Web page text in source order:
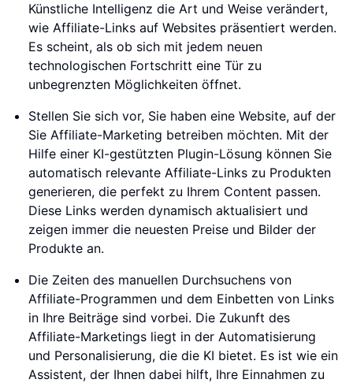
Künstliche Intelligenz die Art und Weise verändert,
wie Affiliate-Links auf Websites präsentiert werden.
Es scheint, als ob sich mit jedem neuen
technologischen Fortschritt eine Tür zu
unbegrenzten Möglichkeiten öffnet.
Stellen Sie sich vor, Sie haben eine Website, auf der
Sie Affiliate-Marketing betreiben möchten. Mit der
Hilfe einer KI-gestützten Plugin-Lösung können Sie
automatisch relevante Affiliate-Links zu Produkten
generieren, die perfekt zu Ihrem Content passen.
Diese Links werden dynamisch aktualisiert und
zeigen immer die neuesten Preise und Bilder der
Produkte an.
Die Zeiten des manuellen Durchsuchens von
Affiliate-Programmen und dem Einbetten von Links
in Ihre Beiträge sind vorbei. Die Zukunft des
Affiliate-Marketings liegt in der Automatisierung
und Personalisierung, die die KI bietet. Es ist wie ein
Assistent, der Ihnen dabei hilft, Ihre Einnahmen zu